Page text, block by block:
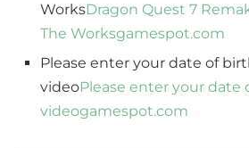
WorksDragon Quest 7
The Worksgamespot.com
Please enter your date of
videoPlease enter your
videogamespot.com